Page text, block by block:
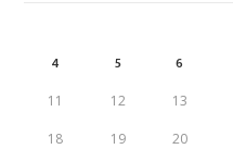
4
5 6
11 12 13
18 19 20